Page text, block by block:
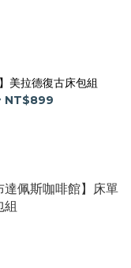
美拉德復古床包組
NT$899